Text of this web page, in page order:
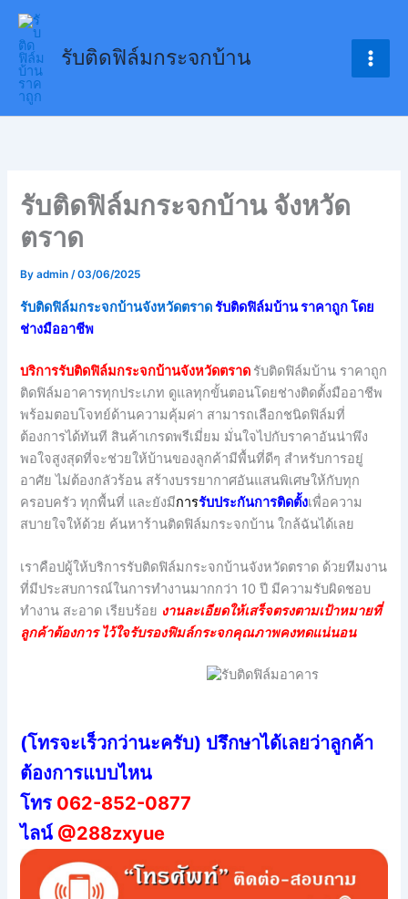
Skip
content
รับติดฟิล์มกระจกบ้าน
รับติดฟิล์มกระจกบ้าน จังหวัด
ตราด
Byadmin/03/06/2025
รับติดฟิล์มกระจกบ้านจังหวัดตราดรับติดฟิล์มบ้าน ราคาถูก โดย
ช่างมืออาชีพ
บริการรับติดฟิล์มกระจกบ้านจังหวัดตราด รับติดฟิล์มบ้าน ราคาถูก
ติดฟิล์มอาคารทุกประเภท ดูแลทุกขั้นตอนโดยช่างติดตั้งมืออาชีพ
พร้อมตอบโจทย์ด้านความคุ้มค่า สามารถเลือกชนิดฟิล์มที่
ต้องการได้ทันที สินค้าเกรดพรีเมี่ยม มั่นใจไปกับราคาอันน่าพึง
พอใจสูงสุดที่จะช่วยให้บ้านของลูกค้ามีพื้นที่ดีๆ สำหรับการอยู่
อาศัย ไม่ต้องกลัวร้อน สร้างบรรยากาศอันแสนพิเศษให้กับทุก
ครอบครัว ทุกพื้นที่ และยังมีการรับประกันการติดตั้งเพื่อความ
สบายใจให้ด้วย ค้นหาร้านติดฟิล์มกระจกบ้าน ใกล้ฉันได้เลย
เราคือปผู้ให้บริการรับติดฟิล์มกระจกบ้านจังหวัดตราด ด้วยทีมงาน
ที่มีประสบการณ์ในการทำงานมากกว่า 10 ปี มีความรับผิดชอบ
ทำงาน สะอาด เรียบร้อย งานละเอียดให้เสร็จตรงตามเป้าหมายที่
ลูกค้าต้องการ ไว้ใจรับรองฟิมล์กระจกคุณภาพคงทดแน่นอน
(โทรจะเร็วกว่านะครับ) ปรึกษาได้เลยว่าลูกค้า
ต้องการแบบไหน
โทร 062-852-0877
ไลน์ @288zxyue